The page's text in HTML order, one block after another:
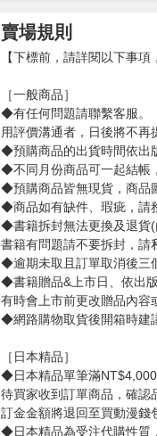
以及本作《轉職補師的反派
X:@punichan_061
日本自由插畫家。
負責輕小說《緑王の盾と真
以及《轉職補師的反派千金
X:@hi_yoh0830
賣場規則
【下標前，請詳閱以下事項
［一般商品］
◆有任何問題請聯繫客服。
用評價溝通者，日後將不
◆不同月份商品可一起結帳
◆預購商品皆無現貨，商品
◆商品如有缺件、瑕疵，請
◆書籍拆封無法更換及退貨(
書籍有問題請不要拆封，請